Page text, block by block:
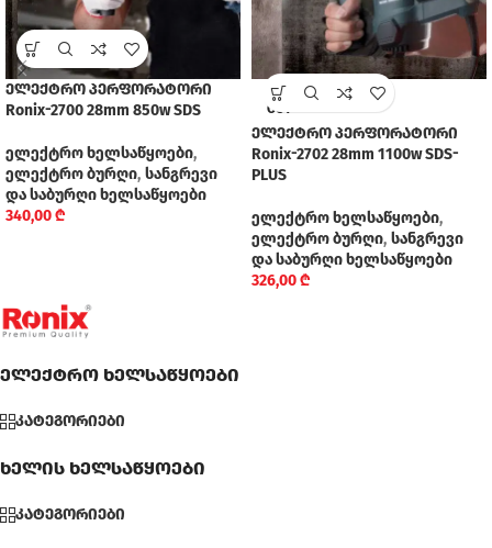
ელექტრო პერფორატორი
Ronix-2700 28mm 850w SDS
ელექტრო ხელსაწყოები,
ელექტრო ბურღი, სანგრევი
და საბურღი ხელსაწყოები
340,00₾
SOLD
OUT
ელექტრო პერფორატორი
Ronix-2702 28mm 1100w SDS-
PLUS
ელექტრო ხელსაწყოები,
ელექტრო ბურღი, სანგრევი
და საბურღი ხელსაწყოები
326,00₾
ელექტრო ხელსაწყოები
კატეგორიები
ხელის ხელსაწყოები
კატეგორიები